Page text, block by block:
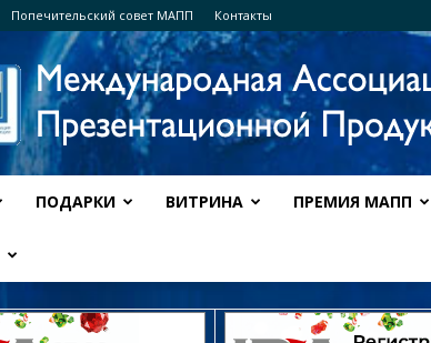
Попечительский совет МАПП Контакты
ПОДАРКИ ВИТРИНА ПРЕМИЯ МАПП